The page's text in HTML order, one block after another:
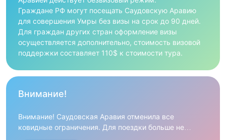
Граждане РФ могут посещать Саудовскую Аравию
для совершения Умры без визы на срок до 90 дней.
Для граждан других стран оформление визы
осуществляется дополнительно, стоимость визовой
поддержки составляет 110$ к стоимости тура.
Внимание!
Внимание! Саудовская Аравия отменила все
ковидные ограничения. Для поездки больше не